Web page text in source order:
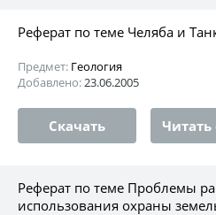
Реферат по теме Челяба и
Предмет: Геология
Добавлено:23.06.2005
Скачать
Реферат по теме Проблемы
использования охраны